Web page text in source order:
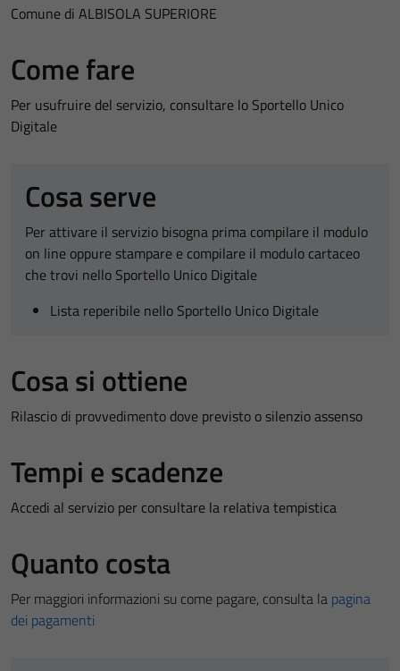
Comune di ALBISOLA SUPERIORE
Come fare
Per usufruire del servizio, consultare lo Sportello Unico
Digitale
Cosa serve
Per attivare il servizio bisogna prima compilare il modulo
on line oppure stampare e compilare il modulo cartaceo
che trovi nello Sportello Unico Digitale
Lista reperibile nello Sportello Unico Digitale
Cosa si ottiene
Rilascio di provvedimento dove previsto o silenzio assenso
Tempi e scadenze
Accedi al servizio per consultare la relativa tempistica
Quanto costa
Per maggiori informazioni su come pagare, consulta la pagina
dei pagamenti